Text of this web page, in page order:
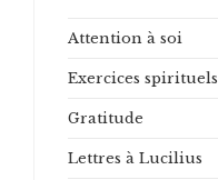
Attention à soi
Exercices spirituels
Gratitude
Lettres à Lucilius